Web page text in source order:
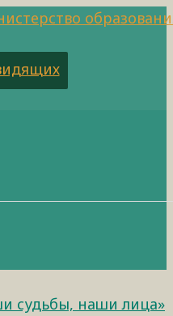
судьбы, наши лица»